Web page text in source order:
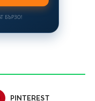
БЪРЗО!
PINTEREST